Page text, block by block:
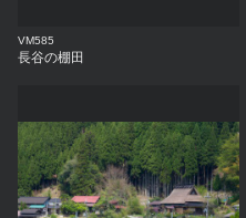
VM585
長谷の棚田